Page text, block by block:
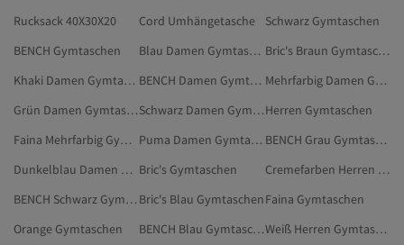
Rucksack 40X30X20
Cord Umhängetasche
Schwarz Gymtaschen
BENCH Gymtaschen
Blau Damen Gymtaschen
Bric's Braun Gymtaschen
Khaki Damen Gymtaschen
BENCH Damen Gymtaschen
Mehrfarbig Damen Gymtaschen
Grün Damen Gymtaschen
Schwarz Damen GymtaschenHerren Gymtaschen
Faina Mehrfarbig Gymtaschen
Puma Damen Gymtaschen
BENCH Grau Gymtaschen
Dunkelblau Damen Gymtaschen Bric's Gymtaschen
Cremefarben Herren Gymtaschen
BENCH Schwarz Gymtaschen Bric's Blau GymtaschenFaina Gymtaschen
Orange Gymtaschen
BENCH Blau Gymtaschen
Weiß Herren Gymtaschen